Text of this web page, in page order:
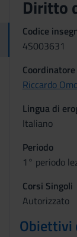
Diritto
Codice
4S003631
Coordinatore
Riccardo
Lingua di
Italiano
Periodo
1° periodo
Corsi Singoli
Autorizzato
Obiettivi